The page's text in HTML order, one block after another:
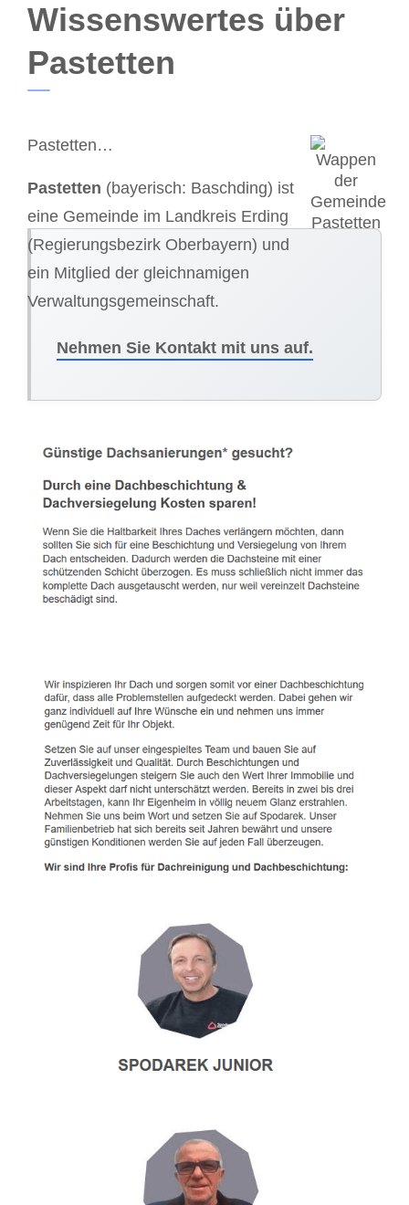
Wissenswertes über
Pastetten
Pastetten…
Pastetten (bayerisch: Baschding) ist
eine Gemeinde im Landkreis Erding
(Regierungsbezirk Oberbayern) und
ein Mitglied der gleichnamigen
Verwaltungsgemeinschaft.
Nehmen Sie Kontakt mit uns auf.